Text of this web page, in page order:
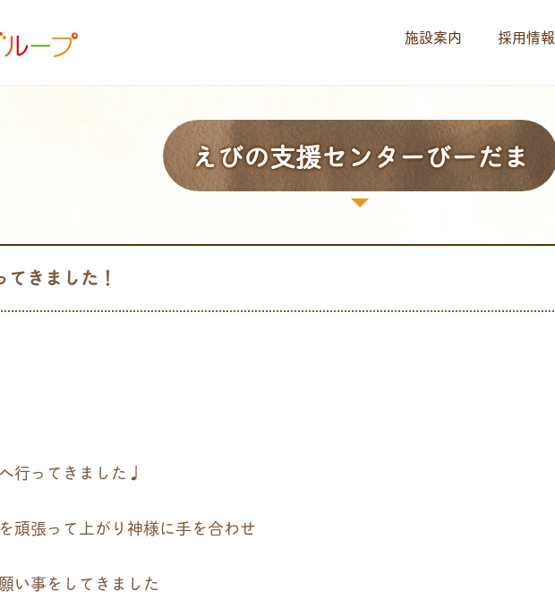
施設案内 採用情報
えびの支援センターびーだま
きました！
行ってきました♩
頑張って上がり神様に手を合わせ
い事をしてきました